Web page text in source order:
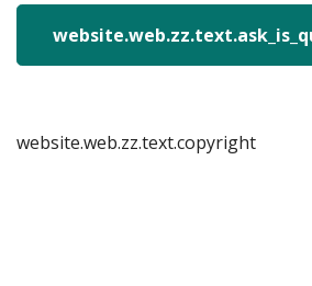
website.web.zz.text.copyright